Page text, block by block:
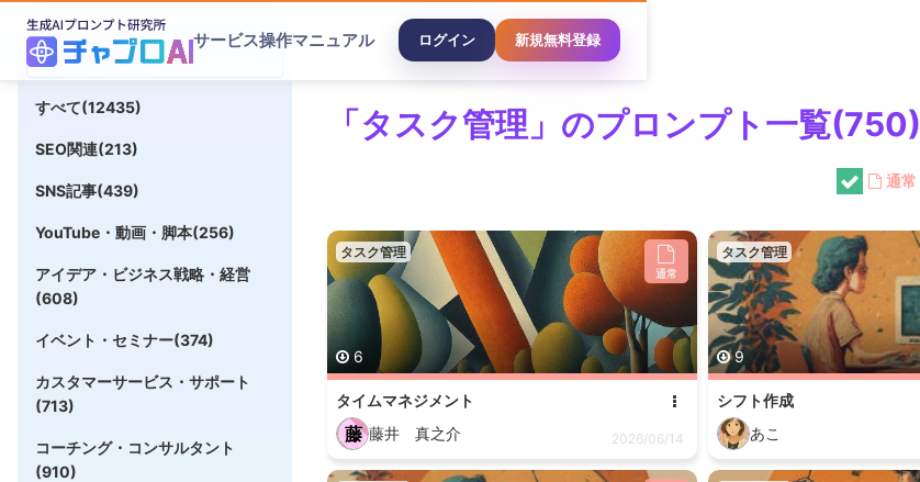
サービス操作マニュアル ログイン 新規無料登録
すべて(12435)
SEO関連(213)
SNS記事(439)
YouTube・動画・脚本(256)
アイデア・ビジネス戦略・経営
(608)
イベント・セミナー(374)
カスタマーサービス・サポート
(713)
コーチング・コンサルタント
(910)
「タスク管理」のプロンプト一覧(750)
通常
タスク管理
通常
6
タイムマネジメント
藤 藤井 真之介 2026/06/14
タスク管理
9
シフト作成
あこ